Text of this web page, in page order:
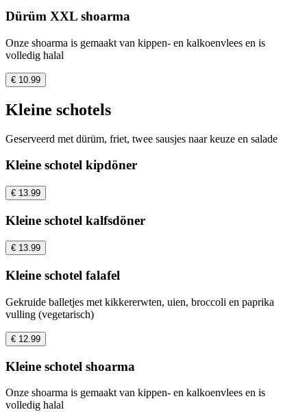
Dürüm XXL shoarma
Onze shoarma is gemaakt van kippen- en kalkoenvlees en is
volledig halal
€ 10.99
Kleine schotels
Geserveerd met dürüm, friet, twee sausjes naar keuze en salade
Kleine schotel kipdöner
€ 13.99
Kleine schotel kalfsdöner
€ 13.99
Kleine schotel falafel
Gekruide balletjes met kikkererwten, uien, broccoli en paprika
vulling (vegetarisch)
€ 12.99
Kleine schotel shoarma
Onze shoarma is gemaakt van kippen- en kalkoenvlees en is
volledig halal